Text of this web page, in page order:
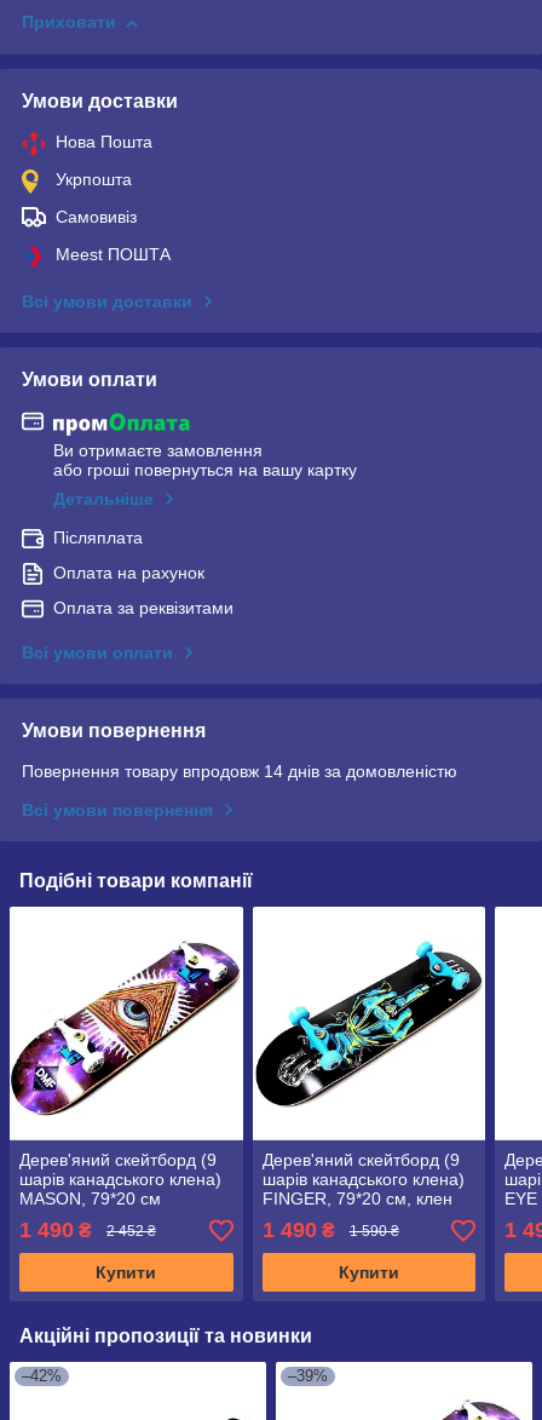
Приховати
Умови доставки
Нова Пошта
Укрпошта
Самовивіз
Meest ПОШТА
Всі умови доставки
Умови оплати
Ви отримаєте замовлення
або гроші повернуться на вашу картку
Детальніше
Післяплата
Оплата на рахунок
Оплата за реквізитами
Всі умови оплати
Умови повернення
Повернення товару впродовж 14 днів за домовленістю
Всі умови повернення
Подібні товари компанії
Дерев'яний скейтборд (9
шарів канадського клена)
MASON, 79*20 см
1 490 ₴ 2 452 ₴
Купити
Дерев'яний скейтборд (9
шарів канадського клена)
FINGER, 79*20 см, клен
1 490₴ 1 590 ₴
Купити
1
Акційні пропозиції та новинки
–42% –39%